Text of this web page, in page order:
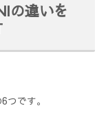
の違いを
です。